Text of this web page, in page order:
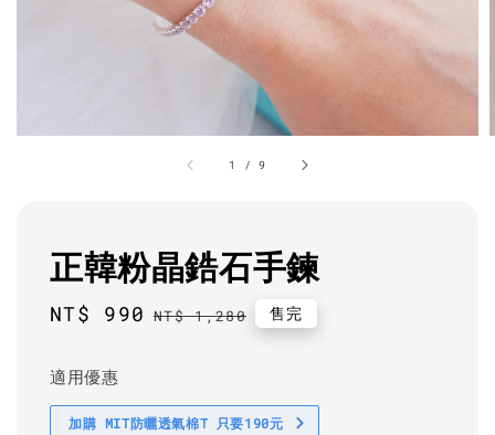
1 /9
正韓粉晶鋯石手鍊
Sale
NT$ 990 Regular
NT$ 1,280 售完
適用優惠
加購 MIT防曬透氣棉T 只要190元